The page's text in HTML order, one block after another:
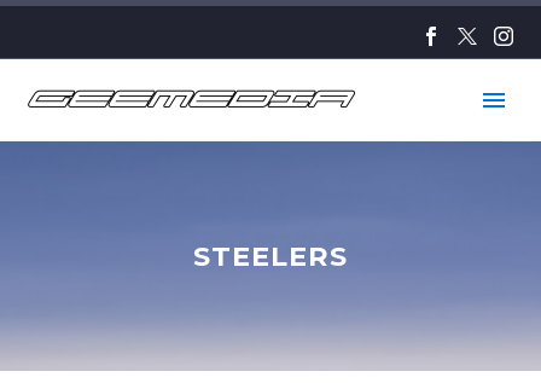
STEELERS